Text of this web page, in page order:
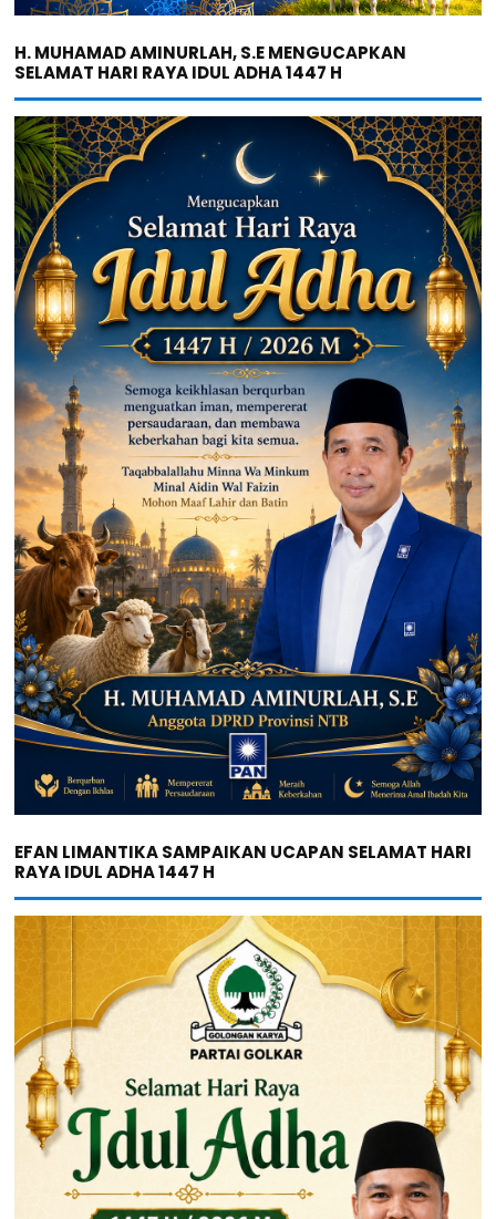
H. MUHAMAD AMINURLAH, S.E MENGUCAPKAN
SELAMAT HARI RAYA IDUL ADHA 1447 H
EFAN LIMANTIKA SAMPAIKAN UCAPAN SELAMAT HARI
RAYA IDUL ADHA 1447 H